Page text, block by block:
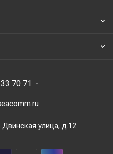
70 71
улица, д.12